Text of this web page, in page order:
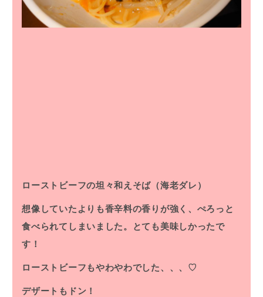
ローストビーフの坦々和えそば（海老ダレ）
想像していたよりも香辛料の香りが強く、ぺろっと
食べられてしまいました。とても美味しかったで
す！
ローストビーフもやわやわでした、、、♡
デザートもドン！